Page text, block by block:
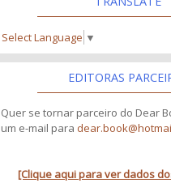
Select Language ▼
EDITORAS
Quer se tornar parceiro do Dear
um e-mail para
[Clique aqui para ver dados